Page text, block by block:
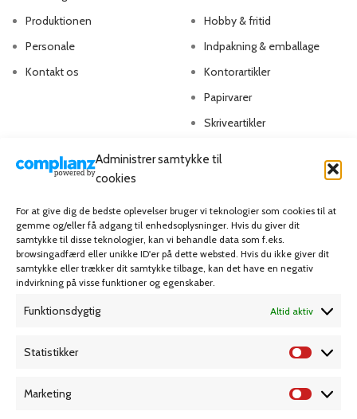
Administrer samtykke til
cookies
For at give dig de bedste oplevelser bruger vi teknologier som cookies til at
gemme og/eller få adgang til enhedsoplysninger. Hvis du giver dit
samtykke til disse teknologier, kan vi behandle data som f.eks.
browsingadfærd eller unikke ID'er på dette websted. Hvis du ikke giver dit
samtykke eller trækker dit samtykke tilbage, kan det have en negativ
indvirkning på visse funktioner og egenskaber.
Funktionsdygtig Altid aktiv
Statistikker
Marketing
Produktionen
Personale
Kontakt os
Hobby & fritid
Indpakning & emballage
Kontorartikler
Papirvarer
Skriveartikler
Kontoinformationer
Ordrer
Adresser
Favoritliste
Handelsbetingelser
Privatlivspolitik
Bliv kunde